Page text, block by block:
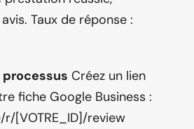
Taux de réponse :
processus Créez un lien
[VOTRE_ID]/review